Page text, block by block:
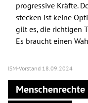
progressive Kräfte.
stecken ist keine
gilt es, die richtigen
Es braucht einen
ISM-Vorstand 18.09.2024